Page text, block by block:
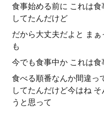
食事始める前に これは
してたんだけど
だから大丈夫だよと ま
も
今でも食事中か これは食
食べる順番なんか間違っ
してたんだけど今はね
うと思って